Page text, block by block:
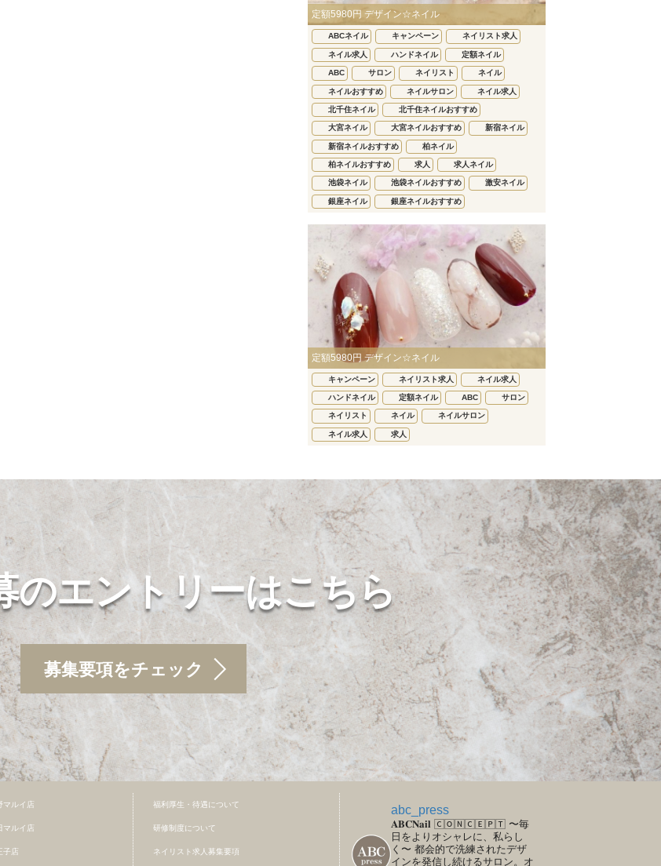
定額5980円 デザイン☆ネイル
ABCネイル キャンペーン ネイリスト求人
ネイル求人 ハンドネイル 定額ネイル
ABC サロン ネイリスト ネイル
ネイルおすすめ ネイルサロン ネイル求人
北千住ネイル 北千住ネイルおすすめ
大宮ネイル 大宮ネイルおすすめ 新宿ネイル
新宿ネイルおすすめ 柏ネイル
柏ネイルおすすめ 求人 求人ネイル
池袋ネイル 池袋ネイルおすすめ 激安ネイル
銀座ネイル 銀座ネイルおすすめ
定額5980円 デザイン☆ネイル
キャンペーン ネイリスト求人 ネイル求人
ハンドネイル 定額ネイル ABC サロン
ネイリスト ネイル ネイルサロン
ネイル求人 求人
のエントリーはこちら
募集要項をチェック
マルイ店
マルイ店
子店
福利厚生・待遇について
研修制度について
ネイリスト求人募集要項
abc_press
𝐀𝐁𝐂𝐍𝐚𝐢𝐥 🄲🄾🄽🄲🄴🄿🅃 〜毎
日をよりオシャレに、私らし
く〜 都会的で洗練されたデザ
インを発信し続けるサロン。オ